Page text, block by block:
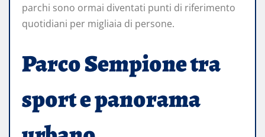
parchi sono ormai diventati punti di riferimento
quotidiani per migliaia di persone.
Parco Sempione tra
sport e panorama